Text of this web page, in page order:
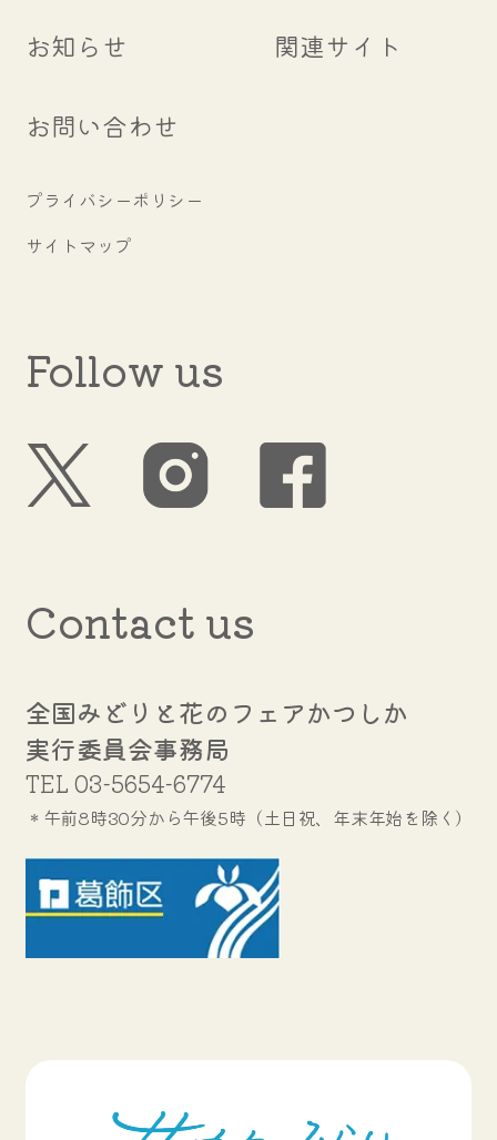
お知らせ 関連サイト
お問い合わせ
プライバシーポリシー
サイトマップ
Follow us
Contact us
全国みどりと花のフェアかつしか
実行委員会事務局
TEL 03-5654-6774
＊午前8時30分から午後5時（土日祝、年末年始を除く）